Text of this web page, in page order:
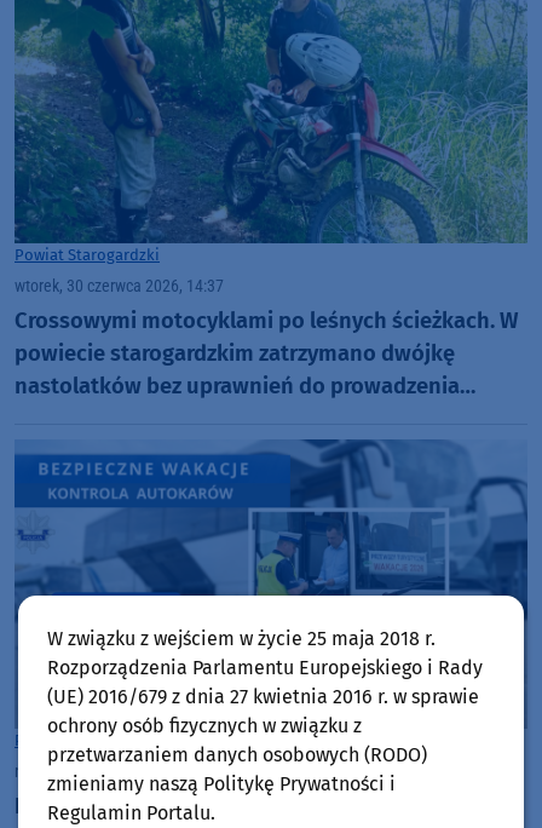
Powiat Starogardzki
wtorek, 30 czerwca 2026, 14:37
Crossowymi motocyklami po leśnych ścieżkach. W
powiecie starogardzkim zatrzymano dwójkę
nastolatków bez uprawnień do prowadzenia
Powiat Starogardzki
niedziela, 28 czerwca 2026, 08:24
Ruszają wakacje, a wraz z nimi kontrole
W związku z wejściem w życie 25 maja 2018 r.
Rozporządzenia Parlamentu Europejskiego i Rady
(UE) 2016/679 z dnia 27 kwietnia 2016 r. w sprawie
ochrony osób fizycznych w związku z
przetwarzaniem danych osobowych (RODO)
zmieniamy naszą Politykę Prywatności i
Regulamin Portalu.